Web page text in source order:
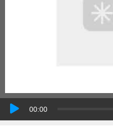
00:00